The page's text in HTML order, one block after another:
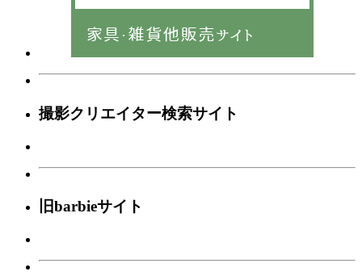
撮影クリエイター検索サイト
旧barbieサイト